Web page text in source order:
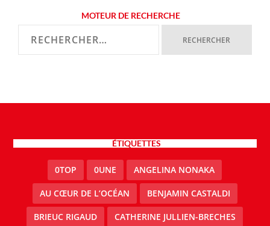
MOTEUR DE RECHERCHE
ÉTIQUETTES
0TOP 0UNE ANGELINA NONAKA
AU CŒUR DE L’OCÉAN BENJAMIN CASTALDI
BRIEUC RIGAUD CATHERINE JULLIEN-BRECHES